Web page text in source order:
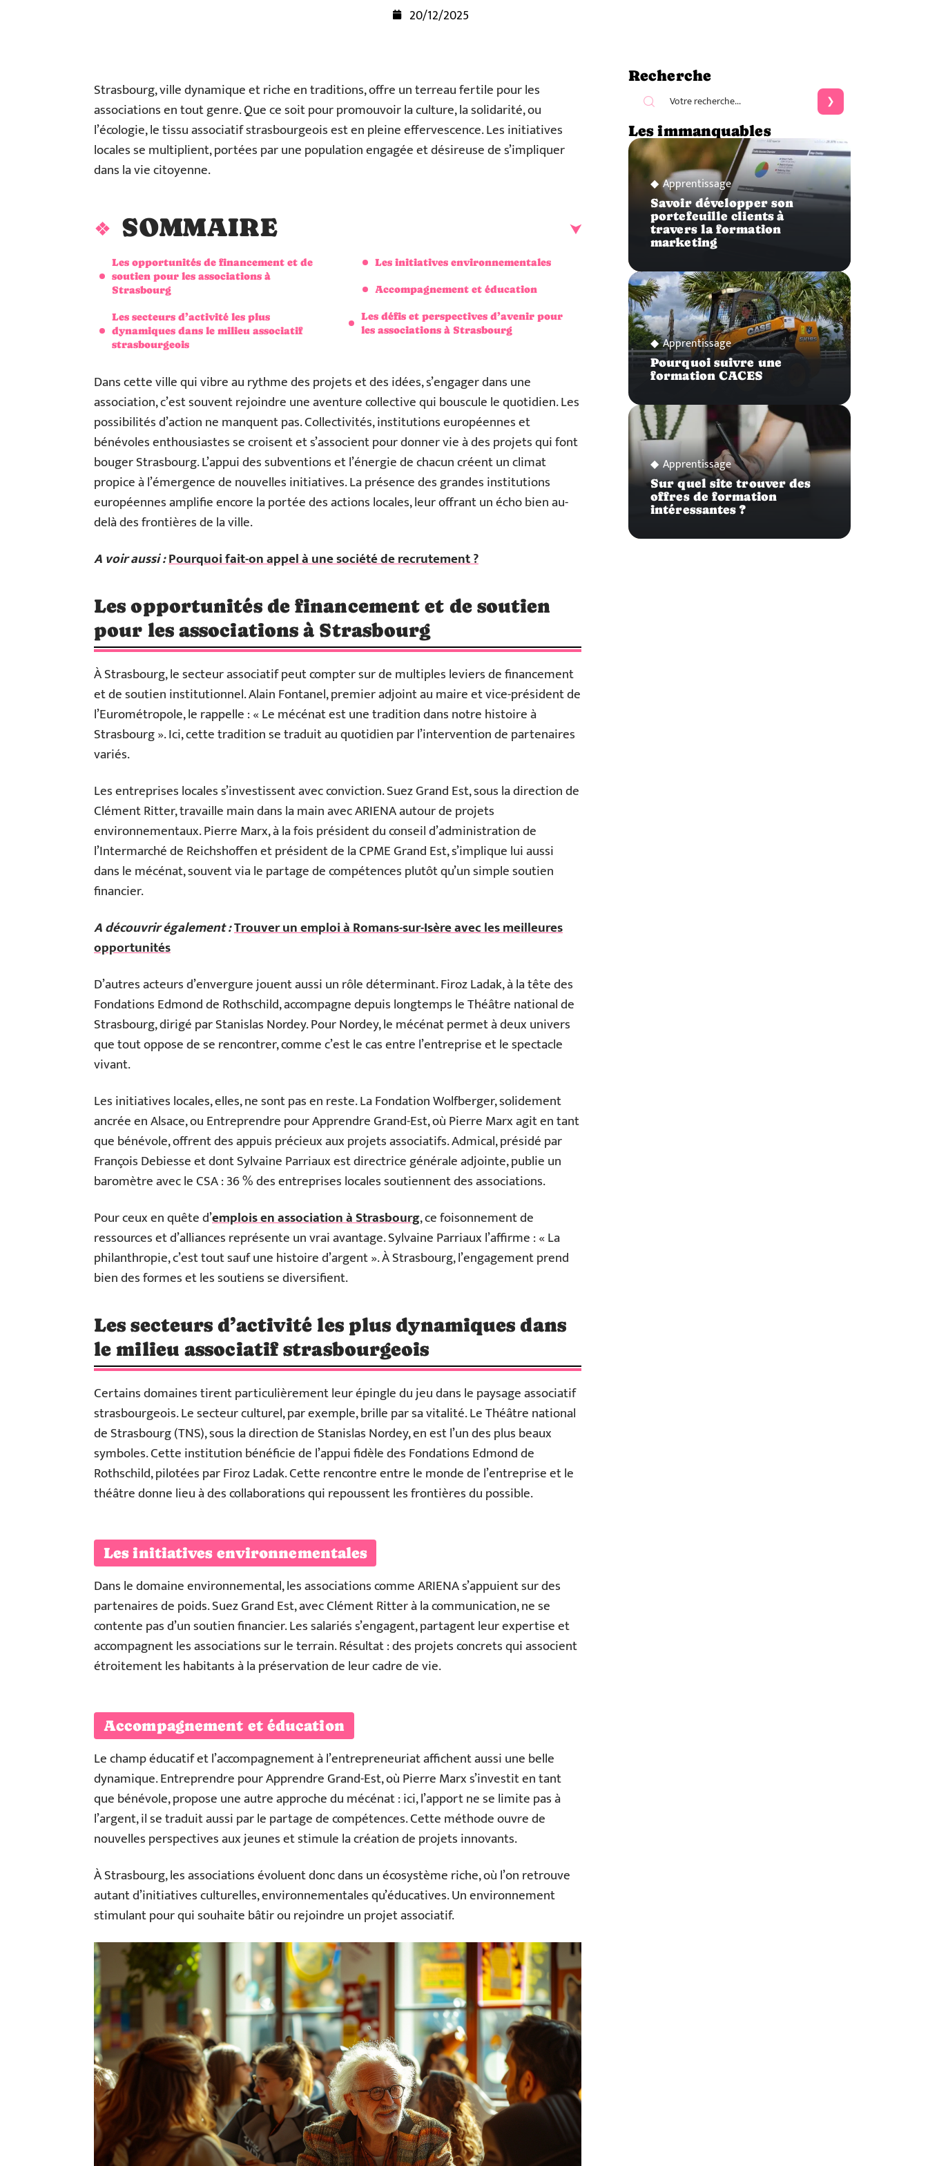
20/12/2025
Strasbourg, ville dynamique et riche en traditions, offre un terreau fertile pour les
associations en tout genre. Que ce soit pour promouvoir la culture, la solidarité, ou
l’écologie, le tissu associatif strasbourgeois est en pleine effervescence. Les initiatives
locales se multiplient, portées par une population engagée et désireuse de s’impliquer
dans la vie citoyenne.
SOMMAIRE
Les opportunités de financement et de
soutien pour les associations à
Strasbourg
Les secteurs d’activité les plus
dynamiques dans le milieu associatif
strasbourgeois
Les initiatives environnementales
Accompagnement et éducation
Les défis et perspectives d’avenir pour
les associations à Strasbourg
Dans cette ville qui vibre au rythme des projets et des idées, s’engager dans une
association, c’est souvent rejoindre une aventure collective qui bouscule le quotidien. Les
possibilités d’action ne manquent pas. Collectivités, institutions européennes et
bénévoles enthousiastes se croisent et s’associent pour donner vie à des projets qui font
bouger Strasbourg. L’appui des subventions et l’énergie de chacun créent un climat
propice à l’émergence de nouvelles initiatives. La présence des grandes institutions
européennes amplifie encore la portée des actions locales, leur offrant un écho bien au-
delà des frontières de la ville.
A voir aussi :Pourquoi fait-on appel à une société de recrutement ?
Les opportunités de financement et de soutien
pour les associations à Strasbourg
À Strasbourg, le secteur associatif peut compter sur de multiples leviers de financement
et de soutien institutionnel. Alain Fontanel, premier adjoint au maire et vice-président de
l’Eurométropole, le rappelle : « Le mécénat est une tradition dans notre histoire à
Strasbourg ». Ici, cette tradition se traduit au quotidien par l’intervention de partenaires
variés.
Les entreprises locales s’investissent avec conviction. Suez Grand Est, sous la direction de
Clément Ritter, travaille main dans la main avec ARIENA autour de projets
environnementaux. Pierre Marx, à la fois président du conseil d’administration de
l’Intermarché de Reichshoffen et président de la CPME Grand Est, s’implique lui aussi
dans le mécénat, souvent via le partage de compétences plutôt qu’un simple soutien
financier.
A découvrir également :Trouver un emploi à Romans-sur-Isère avec les meilleures
opportunités
D’autres acteurs d’envergure jouent aussi un rôle déterminant. Firoz Ladak, à la tête des
Fondations Edmond de Rothschild, accompagne depuis longtemps le Théâtre national de
Strasbourg, dirigé par Stanislas Nordey. Pour Nordey, le mécénat permet à deux univers
que tout oppose de se rencontrer, comme c’est le cas entre l’entreprise et le spectacle
vivant.
Les initiatives locales, elles, ne sont pas en reste. La Fondation Wolfberger, solidement
ancrée en Alsace, ou Entreprendre pour Apprendre Grand-Est, où Pierre Marx agit en tant
que bénévole, offrent des appuis précieux aux projets associatifs. Admical, présidé par
François Debiesse et dont Sylvaine Parriaux est directrice générale adjointe, publie un
baromètre avec le CSA : 36 % des entreprises locales soutiennent des associations.
Pour ceux en quête d’emplois en association à Strasbourg, ce foisonnement de
ressources et d’alliances représente un vrai avantage. Sylvaine Parriaux l’affirme : « La
philanthropie, c’est tout sauf une histoire d’argent ». À Strasbourg, l’engagement prend
bien des formes et les soutiens se diversifient.
Les secteurs d’activité les plus dynamiques dans
le milieu associatif strasbourgeois
Certains domaines tirent particulièrement leur épingle du jeu dans le paysage associatif
strasbourgeois. Le secteur culturel, par exemple, brille par sa vitalité. Le Théâtre national
de Strasbourg (TNS), sous la direction de Stanislas Nordey, en est l’un des plus beaux
symboles. Cette institution bénéficie de l’appui fidèle des Fondations Edmond de
Rothschild, pilotées par Firoz Ladak. Cette rencontre entre le monde de l’entreprise et le
théâtre donne lieu à des collaborations qui repoussent les frontières du possible.
Les initiatives environnementales
Dans le domaine environnemental, les associations comme ARIENA s’appuient sur des
partenaires de poids. Suez Grand Est, avec Clément Ritter à la communication, ne se
contente pas d’un soutien financier. Les salariés s’engagent, partagent leur expertise et
accompagnent les associations sur le terrain. Résultat : des projets concrets qui associent
étroitement les habitants à la préservation de leur cadre de vie.
Accompagnement et éducation
Le champ éducatif et l’accompagnement à l’entrepreneuriat affichent aussi une belle
dynamique. Entreprendre pour Apprendre Grand-Est, où Pierre Marx s’investit en tant
que bénévole, propose une autre approche du mécénat : ici, l’apport ne se limite pas à
l’argent, il se traduit aussi par le partage de compétences. Cette méthode ouvre de
nouvelles perspectives aux jeunes et stimule la création de projets innovants.
À Strasbourg, les associations évoluent donc dans un écosystème riche, où l’on retrouve
autant d’initiatives culturelles, environnementales qu’éducatives. Un environnement
stimulant pour qui souhaite bâtir ou rejoindre un projet associatif.
Recherche
Les immanquables
Apprentissage
Savoir développer son
portefeuille clients à
travers la formation
marketing
Apprentissage
Pourquoi suivre une
formation CACES
Apprentissage
Sur quel site trouver des
offres de formation
intéressantes ?